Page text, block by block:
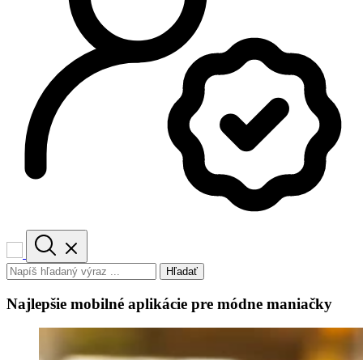
Hľadať
Najlepšie mobilné aplikácie pre módne maniačky